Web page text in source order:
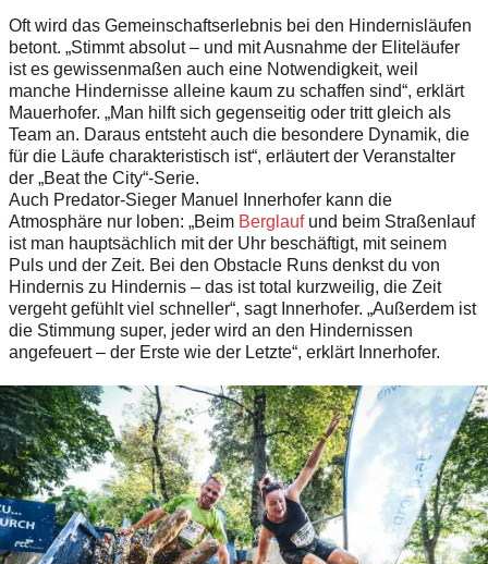
Oft wird das Gemeinschaftserlebnis bei den Hindernisläufen
betont. „Stimmt absolut – und mit Ausnahme der Eliteläufer
ist es gewissenmaßen auch eine Notwendigkeit, weil
manche Hindernisse alleine kaum zu schaffen sind“, erklärt
Mauerhofer. „Man hilft sich gegenseitig oder tritt gleich als
Team an. Daraus entsteht auch die besondere Dynamik, die
für die Läufe charakteristisch ist“, erläutert der Veranstalter
der „Beat the City“-Serie.
Auch Predator-Sieger Manuel Innerhofer kann die
Atmosphäre nur loben: „Beim Berglauf und beim Straßenlauf
ist man hauptsächlich mit der Uhr beschäftigt, mit seinem
Puls und der Zeit. Bei den Obstacle Runs denkst du von
Hindernis zu Hindernis – das ist total kurzweilig, die Zeit
vergeht gefühlt viel schneller“, sagt Innerhofer. „Außerdem ist
die Stimmung super, jeder wird an den Hindernissen
angefeuert – der Erste wie der Letzte“, erklärt Innerhofer.